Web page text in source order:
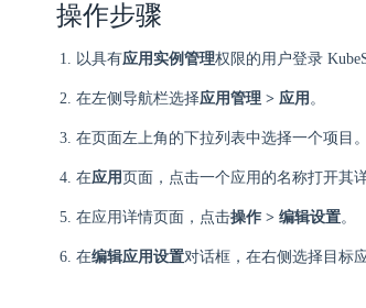
操作步骤
以具有应用实例管理权限的用户登录
在左侧导航栏选择应用管理 > 应用 。
在页面左上角的下拉列表中选择一个项目。
在应用页面，点击一个应用的名称打开其
在应用详情页面，点击操作 > 编辑设置。
在编辑应用设置对话框，在右侧选择目标